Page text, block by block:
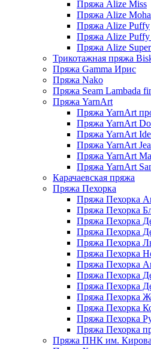
Пряжа Alize Miss
Пряжа Alize
Пряжа Alize Puffy
Пряжа Alize Puffy
Пряжа Alize
Трикотажная пряжа
Пряжа Gamma Ирис
Пряжа Nako
Пряжа Seam Lambada
Пряжа YarnArt
Пряжа YarnArt
Пряжа YarnArt
Пряжа YarnArt
Пряжа YarnArt
Пряжа YarnArt
Пряжа YarnArt
Карачаевская пряжа
Пряжа Пехорка
Пряжа Пехорка
Пряжа Пехорка
Пряжа Пехорка
Пряжа Пехорка
Пряжа Пехорка
Пряжа Пехорка
Пряжа Пехорка
Пряжа Пехорка
Пряжа Пехорка
Пряжа Пехорка
Пряжа Пехорка
Пряжа Пехорка
Пряжа Пехорка
Пряжа ПНК им. Кирова